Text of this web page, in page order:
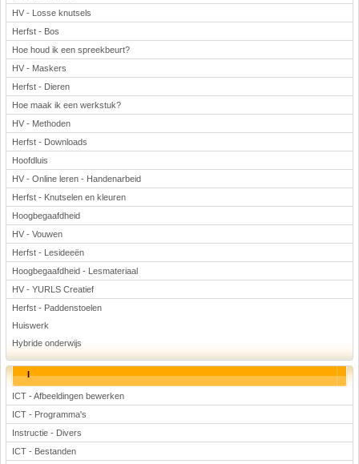
HV - Losse knutsels
Herfst - Bos
Hoe houd ik een spreekbeurt?
HV - Maskers
Herfst - Dieren
Hoe maak ik een werkstuk?
HV - Methoden
Herfst - Downloads
Hoofdluis
HV - Online leren - Handenarbeid
Herfst - Knutselen en kleuren
Hoogbegaafdheid
HV - Vouwen
Herfst - Lesideeën
Hoogbegaafdheid - Lesmateriaal
HV - YURLS Creatief
Herfst - Paddenstoelen
Huiswerk
Hybride onderwijs
I
ICT - Afbeeldingen bewerken
ICT - Programma's
Instructie - Divers
ICT - Bestanden